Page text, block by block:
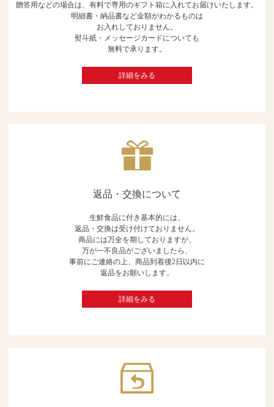
贈答用などの場合は、有料で専用のギフト箱に入れてお届けいたします。
明細書・納品書など金額がわかるものは
お入れしておりません。
熨斗紙・メッセージカードについても
無料で承ります。
詳細をみる
返品・交換について
生鮮食品に付き基本的には、
返品・交換は受け付けておりません。
商品には万全を期しておりますが、
万が一不良品がございましたら、
事前にご連絡の上、商品到着後2日以内に
返品をお願いします。
詳細をみる